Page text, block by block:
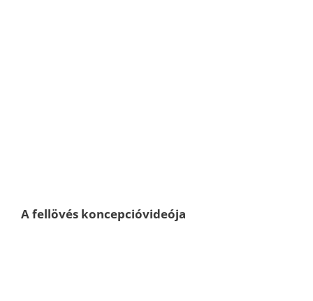
A fellövés koncepcióvideója